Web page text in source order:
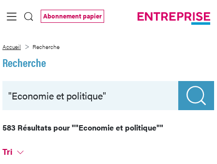
Saut au contenu principal
Abonnement papier
Accueil Recherche
Recherche
583 Résultats pour""Economie et politique""
Tri